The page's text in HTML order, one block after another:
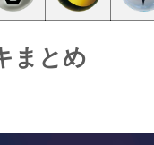
まとめ